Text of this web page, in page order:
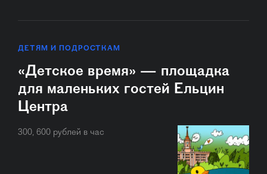
ДЕТЯМ И ПОДРОСТКАМ
«Детское время» — площадка
для маленьких гостей Ельцин
Центра
300, 600 рублей в час